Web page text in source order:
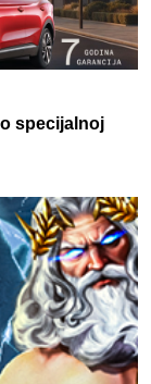
specijalnoj